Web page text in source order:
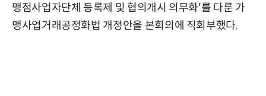
맹점사업자단체 등록제 및 협의개시 의무화'를 다룬 가
맹사업거래공정화법 개정안을 본회의에 직회부했다.